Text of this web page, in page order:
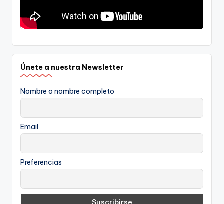
Únete a nuestra Newsletter
Nombre o nombre completo
Email
Preferencias